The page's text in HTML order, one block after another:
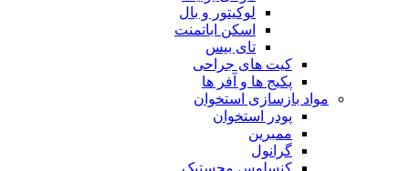
لوکیتور و بال
اسکن اباتمنت
تای بیس
کیت های جراحی
پکیج ها و آفر ها
مواد بازسازی استخوان
پودر استخوان
ممبرین
گرانول
کنسلوس مچستیک